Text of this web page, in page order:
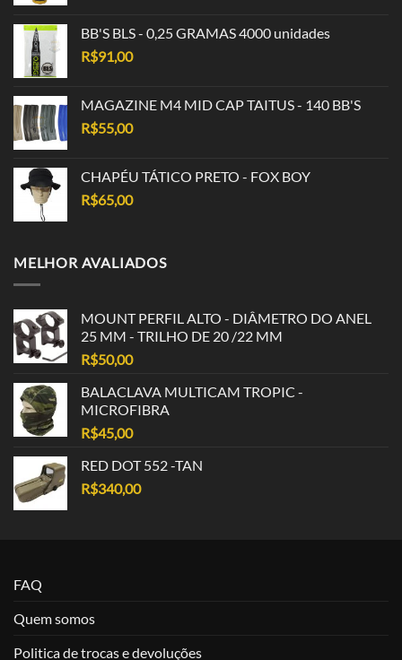
BB'S BLS - 0,25 GRAMAS 4000 unidades
R$91,00
MAGAZINE M4 MID CAP TAITUS - 140 BB'S
R$55,00
CHAPÉU TÁTICO PRETO - FOX BOY
R$65,00
MELHOR AVALIADOS
MOUNT PERFIL ALTO - DIÂMETRO DO ANEL
25 MM - TRILHO DE 20 /22 MM
R$50,00
BALACLAVA MULTICAM TROPIC -
MICROFIBRA
R$45,00
RED DOT 552 -TAN
R$340,00
FAQ
Quem somos
Politica de trocas e devoluções